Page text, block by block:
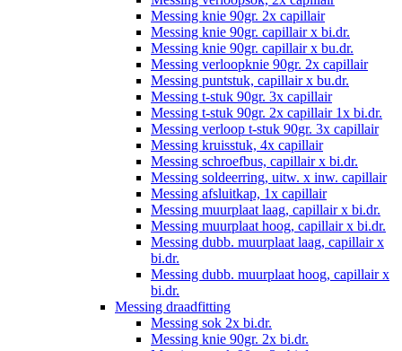
Messing knie 90gr. 2x capillair
Messing knie 90gr. capillair x bi.dr.
Messing knie 90gr. capillair x bu.dr.
Messing verloopknie 90gr. 2x capillair
Messing puntstuk, capillair x bu.dr.
Messing t-stuk 90gr. 3x capillair
Messing t-stuk 90gr. 2x capillair 1x bi.dr.
Messing verloop t-stuk 90gr. 3x capillair
Messing kruisstuk, 4x capillair
Messing schroefbus, capillair x bi.dr.
Messing soldeerring, uitw. x inw. capillair
Messing afsluitkap, 1x capillair
Messing muurplaat laag, capillair x bi.dr.
Messing muurplaat hoog, capillair x bi.dr.
Messing dubb. muurplaat laag, capillair x
bi.dr.
Messing dubb. muurplaat hoog, capillair x
bi.dr.
Messing draadfitting
Messing sok 2x bi.dr.
Messing knie 90gr. 2x bi.dr.